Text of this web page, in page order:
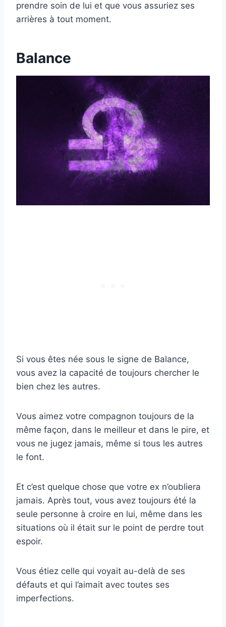
prendre soin de lui et que vous assuriez ses
arrières à tout moment.
Balance
Si vous êtes née sous le signe de Balance,
vous avez la capacité de toujours chercher le
bien chez les autres.
Vous aimez votre compagnon toujours de la
même façon, dans le meilleur et dans le pire, et
vous ne jugez jamais, même si tous les autres
le font.
Et c’est quelque chose que votre ex n’oubliera
jamais. Après tout, vous avez toujours été la
seule personne à croire en lui, même dans les
situations où il était sur le point de perdre tout
espoir.
Vous étiez celle qui voyait au-delà de ses
défauts et qui l’aimait avec toutes ses
imperfections.